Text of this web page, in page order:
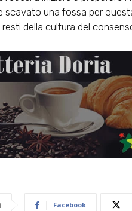
scavato una fossa per
della cultura del
Facebook